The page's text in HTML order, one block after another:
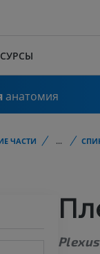
анатомия
ЧАСТИ ...